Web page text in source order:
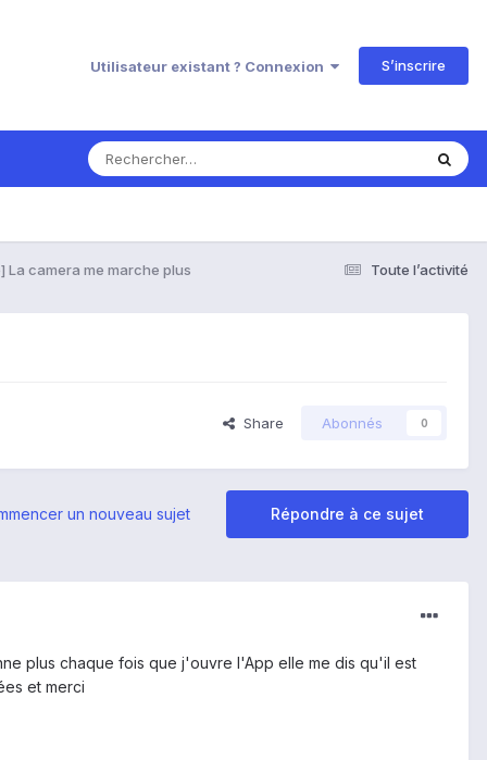
Utilisateur existant ? Connexion S’inscrire
Toute l’activité
La camera me marche plus
Share Abonnés 0
Répondre à ce sujet
un nouveau sujet
plus chaque fois que j'ouvre l'App elle me dis qu'il est
et merci